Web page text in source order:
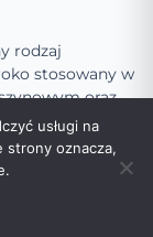
rodzaj
stosowany w
oraz
rodzaj
usługi na
strony oznacza,